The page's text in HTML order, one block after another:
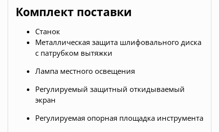
Комплект поставки
Станок
Металлическая защита шлифовального диска
с патрубком вытяжки
Лампа местного освещения
Регулируемый защитный откидываемый
экран
Регулируемая опорная площадка инструмента